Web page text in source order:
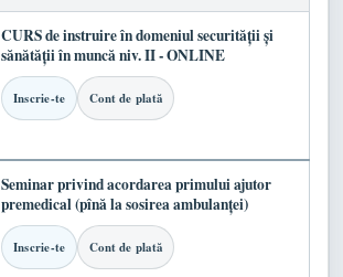
CURS de instruire în domeniul securității și
sănătății în muncă niv. II - ONLINE
Inscrie-te Cont de plată
Seminar privind acordarea primului ajutor
premedical (pînă la sosirea ambulanței)
Inscrie-te Cont de plată